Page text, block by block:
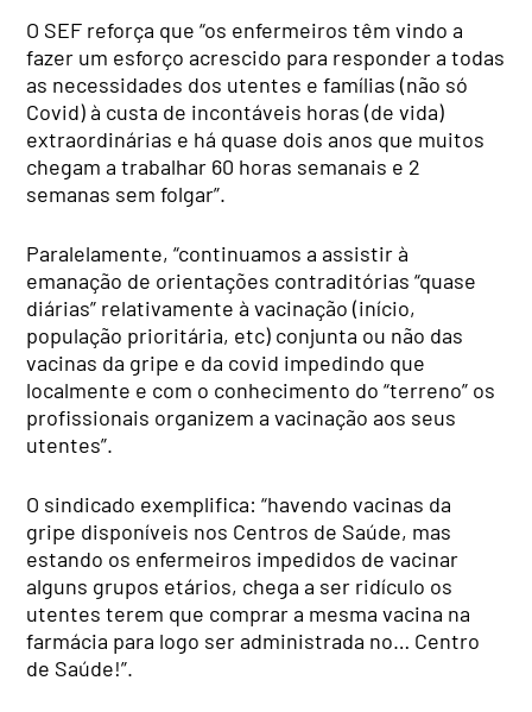
O SEF reforça que “os enfermeiros têm vindo a
fazer um esforço acrescido para responder a todas
as necessidades dos utentes e famílias (não só
Covid) à custa de incontáveis horas (de vida)
extraordinárias e há quase dois anos que muitos
chegam a trabalhar 60 horas semanais e 2
semanas sem folgar”.
Paralelamente, “continuamos a assistir à
emanação de orientações contraditórias “quase
diárias” relativamente à vacinação (início,
população prioritária, etc) conjunta ou não das
vacinas da gripe e da covid impedindo que
localmente e com o conhecimento do “terreno” os
profissionais organizem a vacinação aos seus
utentes”.
O sindicado exemplifica: “havendo vacinas da
gripe disponíveis nos Centros de Saúde, mas
estando os enfermeiros impedidos de vacinar
alguns grupos etários, chega a ser ridículo os
utentes terem que comprar a mesma vacina na
farmácia para logo ser administrada no… Centro
de Saúde!”.